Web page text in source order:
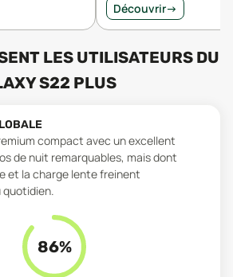
Découvrir→
LES UTILISATEURS DU
S22 PLUS
compact avec un excellent
de nuit remarquables, mais dont
et la charge lente freinent
quotidien.
86%